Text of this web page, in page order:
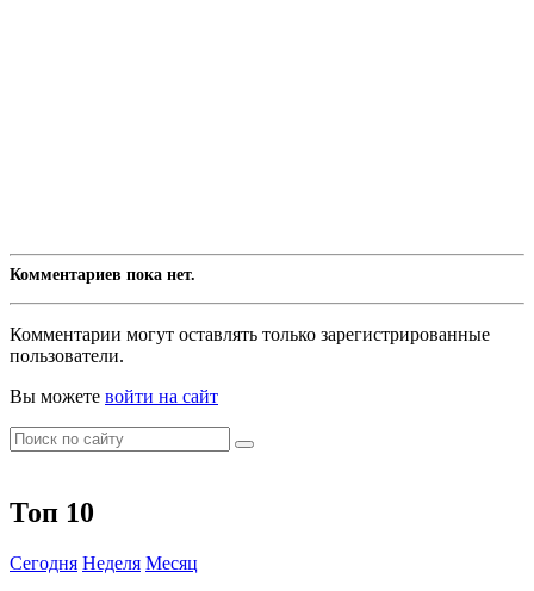
Комментариев пока нет.
Комментарии могут оставлять только зарегистрированные
пользователи.
Вы можете войти на сайт
Топ 10
Сегодня Неделя Месяц